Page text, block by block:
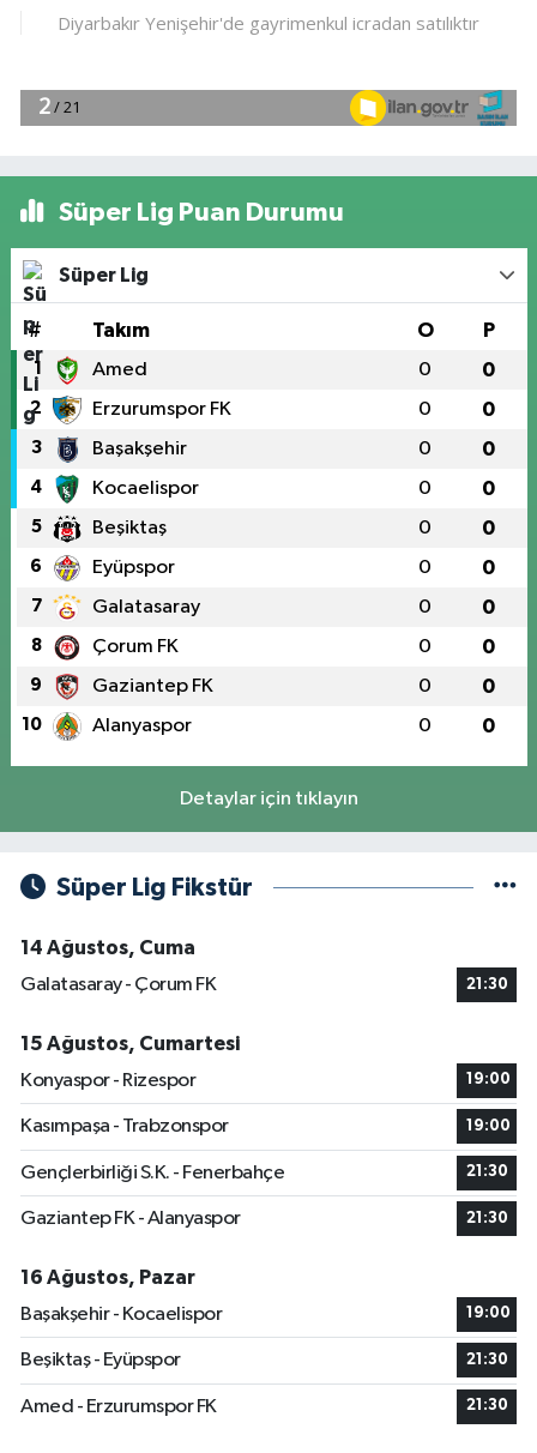
Süper Lig Puan Durumu
Süper Lig
# Takım O P
1 Amed 0 0
2 Erzurumspor FK 0 0
3 Başakşehir 0 0
4 Kocaelispor 0 0
5 Beşiktaş 0 0
6 Eyüpspor 0 0
7 Galatasaray 0 0
8 Çorum FK 0 0
9 Gaziantep FK 0 0
10 Alanyaspor 0 0
Detaylar için tıklayın
Süper Lig Fikstür
14 Ağustos, Cuma
Galatasaray - Çorum FK
21:30
15 Ağustos, Cumartesi
Konyaspor - Rizespor
19:00
Kasımpaşa - Trabzonspor 19:00
Gençlerbirliği S.K. - Fenerbahçe 21:30
Gaziantep FK - Alanyaspor 21:30
16 Ağustos, Pazar
Başakşehir - Kocaelispor
19:00
Beşiktaş - Eyüpspor 21:30
Amed - Erzurumspor FK 21:30